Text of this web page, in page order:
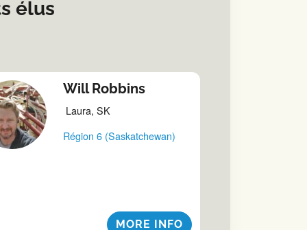
élus
Will Robbins
Laura, SK
Région 6 (Saskatchewan)
MORE INFO